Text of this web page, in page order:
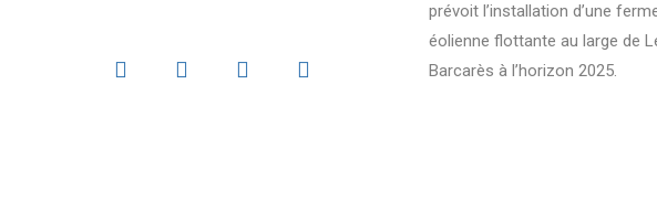
prévoit l’installation d’une
éolienne flottante au large de
Barcarès à l’horizon 2025.